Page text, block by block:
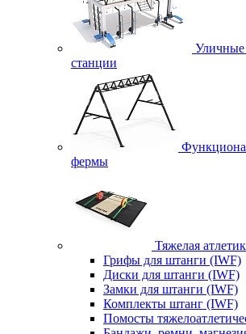
станции
фермы
Тяжелая
Грифы для штанги (IWF)
Диски для штанги (IWF)
Замки для штанги (IWF)
Комплекты штанг (IWF)
Помосты